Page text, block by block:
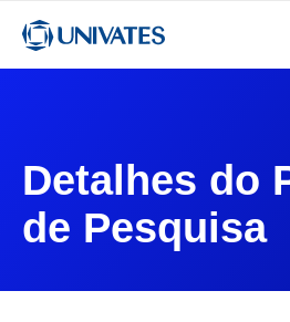
Detalhes do
de Pesquisa